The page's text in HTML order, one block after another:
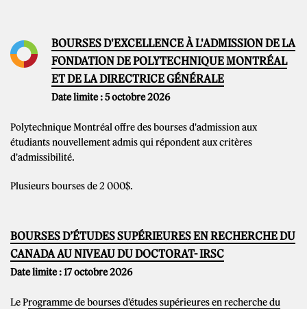
BOURSES D'EXCELLENCE À L'ADMISSION DE LA
FONDATION DE POLYTECHNIQUE MONTRÉAL
ET DE LA DIRECTRICE GÉNÉRALE
Date limite : 5 octobre 2026
Polytechnique Montréal offre des bourses d'admission aux
étudiants nouvellement admis qui répondent aux critères
d'admissibilité.
Plusieurs bourses de 2 000$.
BOURSES D’ÉTUDES SUPÉRIEURES EN RECHERCHE DU
CANADA AU NIVEAU DU DOCTORAT- IRSC
Date limite : 17 octobre 2026
Le Programme de bourses d'études supérieures en recherche du